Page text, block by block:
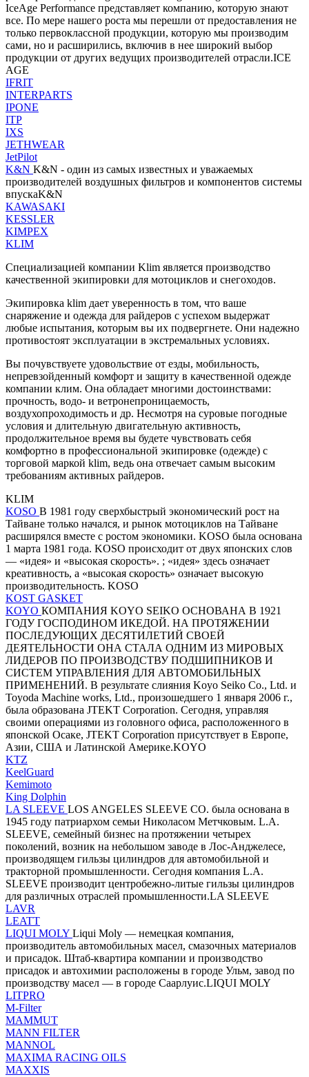
IceAge Performance представляет компанию, которую знают
все. По мере нашего роста мы перешли от предоставления не
только первоклассной продукции, которую мы производим
сами, но и расширились, включив в нее широкий выбор
продукции от других ведущих производителей отрасли.ICE
AGE
IFRIT
INTERPARTS
IPONE
ITP
IXS
JETHWEAR
JetPilot
K&N K&N - один из самых известных и уважаемых
производителей воздушных фильтров и компонентов системы
впускаK&N
KAWASAKI
KESSLER
KIMPEX
KLIM
Специализацией компании Klim является производство
качественной экипировки для мотоциклов и снегоходов.
Экипировка klim дает уверенность в том, что ваше
снаряжение и одежда для райдеров с успехом выдержат
любые испытания, которым вы их подвергнете. Они надежно
противостоят эксплуатации в экстремальных условиях.
Вы почувствуете удовольствие от езды, мобильность,
непревзойденный комфорт и защиту в качественной одежде
компании клим. Она обладает многими достоинствами:
прочность, водо- и ветронепроницаемость,
воздухопроходимость и др. Несмотря на суровые погодные
условия и длительную двигательную активность,
продолжительное время вы будете чувствовать себя
комфортно в профессиональной экипировке (одежде) с
торговой маркой klim, ведь она отвечает самым высоким
требованиям активных райдеров.
KLIM
KOSO В 1981 году сверхбыстрый экономический рост на
Тайване только начался, и рынок мотоциклов на Тайване
расширялся вместе с ростом экономики. KOSO была основана
1 марта 1981 года. KOSO происходит от двух японских слов
— «идея» и «высокая скорость». ; «идея» здесь означает
креативность, а «высокая скорость» означает высокую
производительность. KOSO
KOST GASKET
KOYO КОМПАНИЯ KOYO SEIKO ОСНОВАНА В 1921
ГОДУ ГОСПОДИНОМ ИКЕДОЙ. НА ПРОТЯЖЕНИИ
ПОСЛЕДУЮЩИХ ДЕСЯТИЛЕТИЙ СВОЕЙ
ДЕЯТЕЛЬНОСТИ ОНА СТАЛА ОДНИМ ИЗ МИРОВЫХ
ЛИДЕРОВ ПО ПРОИЗВОДСТВУ ПОДШИПНИКОВ И
СИСТЕМ УПРАВЛЕНИЯ ДЛЯ АВТОМОБИЛЬНЫХ
ПРИМЕНЕНИЙ. В результате слияния Koyo Seiko Co., Ltd. и
Toyoda Machine works, Ltd., произошедшего 1 января 2006 г.,
была образована JTEKT Corporation. Сегодня, управляя
своими операциями из головного офиса, расположенного в
японской Осаке, JTEKT Corporation присутствует в Европе,
Азии, США и Латинской Америке.KOYO
KTZ
KeelGuard
Kemimoto
King Dolphin
LA SLEEVE LOS ANGELES SLEEVE CO. была основана в
1945 году патриархом семьи Николасом Метчковым. L.A.
SLEEVE, семейный бизнес на протяжении четырех
поколений, возник на небольшом заводе в Лос-Анджелесе,
производящем гильзы цилиндров для автомобильной и
тракторной промышленности. Сегодня компания L.A.
SLEEVE производит центробежно-литые гильзы цилиндров
для различных отраслей промышленности.LA SLEEVE
LAVR
LEATT
LIQUI MOLY Liqui Moly — немецкая компания,
производитель автомобильных масел, смазочных материалов
и присадок. Штаб-квартира компании и производство
присадок и автохимии расположены в городе Ульм, завод по
производству масел — в городе Саарлуис.LIQUI MOLY
LITPRO
M-Filter
MAMMUT
MANN FILTER
MANNOL
MAXIMA RACING OILS
MAXXIS